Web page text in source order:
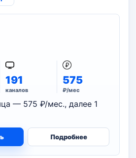
191
каналов
575
₽/мес
— 575 ₽/мес., далее 1
Подробнее